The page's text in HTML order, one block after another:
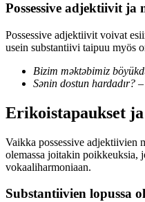
Possessive adjektiivit
Possessive adjektiivit voivat
usein substantiivi taipuu myös
Bizim məktəbimiz
Sənin dostun hardadır?
Erikoistapaukset
Vaikka possessive adjektiivien
olemassa joitakin poikkeuksia,
vokaaliharmoniaan.
Substantiivien lopussa